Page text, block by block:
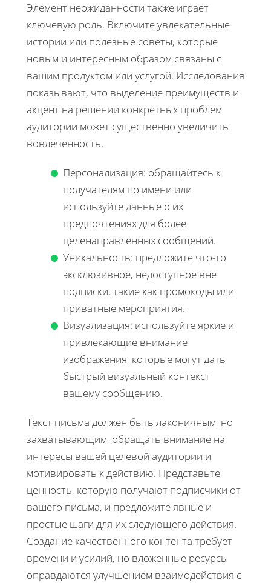
Элемент неожиданности также играет
ключевую роль. Включите увлекательные
истории или полезные советы, которые
новым и интересным образом связаны с
вашим продуктом или услугой. Исследования
показывают, что выделение преимуществ и
акцент на решении конкретных проблем
аудитории может существенно увеличить
вовлечённость.
Персонализация: обращайтесь к
получателям по имени или
используйте данные о их
предпочтениях для более
целенаправленных сообщений.
Уникальность: предложите что-то
эксклюзивное, недоступное вне
подписки, такие как промокоды или
приватные мероприятия.
Визуализация: используйте яркие и
привлекающие внимание
изображения, которые могут дать
быстрый визуальный контекст
вашему сообщению.
Текст письма должен быть лаконичным, но
захватывающим, обращать внимание на
интересы вашей целевой аудитории и
мотивировать к действию. Представьте
ценность, которую получают подписчики от
вашего письма, и предложите явные и
простые шаги для их следующего действия.
Создание качественного контента требует
времени и усилий, но вложенные ресурсы
оправдаются улучшением взаимодействия с